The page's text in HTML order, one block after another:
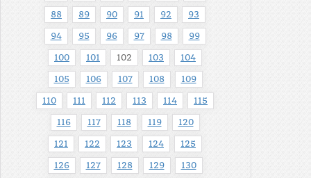
88 89 90 91 92 93
94 95 96 97 98 99
100 101 102 103 104
105 106 107 108 109
110 111 112 113 114 115
116 117 118 119 120
121 122 123 124 125
126 127 128 129 130